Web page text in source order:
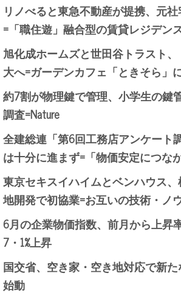
リノべると東急不動産が提携、元
=「職住遊」融合型の賃貸レジデン
旭化成ホームズと世田谷トラスト
大へ=ガーデンカフェ「ときそら」
約7割が物理鍵で管理、小学生の鍵
調査=Nature
全建総連「第6回工務店アンケート
は十分に進まず=「物価安定につな
東京セキスイハイムとベンハウス
地開発で初協業=お互いの技術・ノ
6月の企業物価指数、前月から上昇
7・1%上昇
国交省、空き家・空き地対応で新
始動